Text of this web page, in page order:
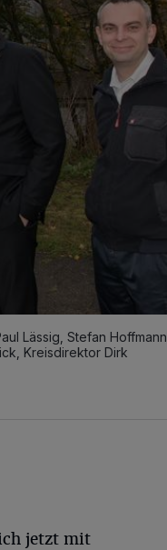
Lässig, Stefan Hoffmann,
Kreisdirektor Dirk
jetzt mit